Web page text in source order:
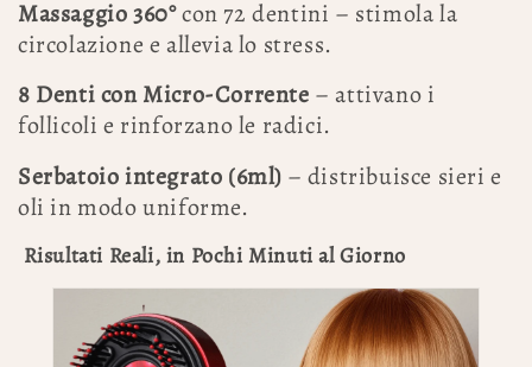
Massaggio 360°con 72 dentini – stimola la
circolazione e allevia lo stress.
8 Denti con Micro-Corrente – attivano i
follicoli e rinforzano le radici.
Serbatoio integrato (6ml) – distribuisce sieri e
oli in modo uniforme.
Risultati Reali, in Pochi Minuti al Giorno